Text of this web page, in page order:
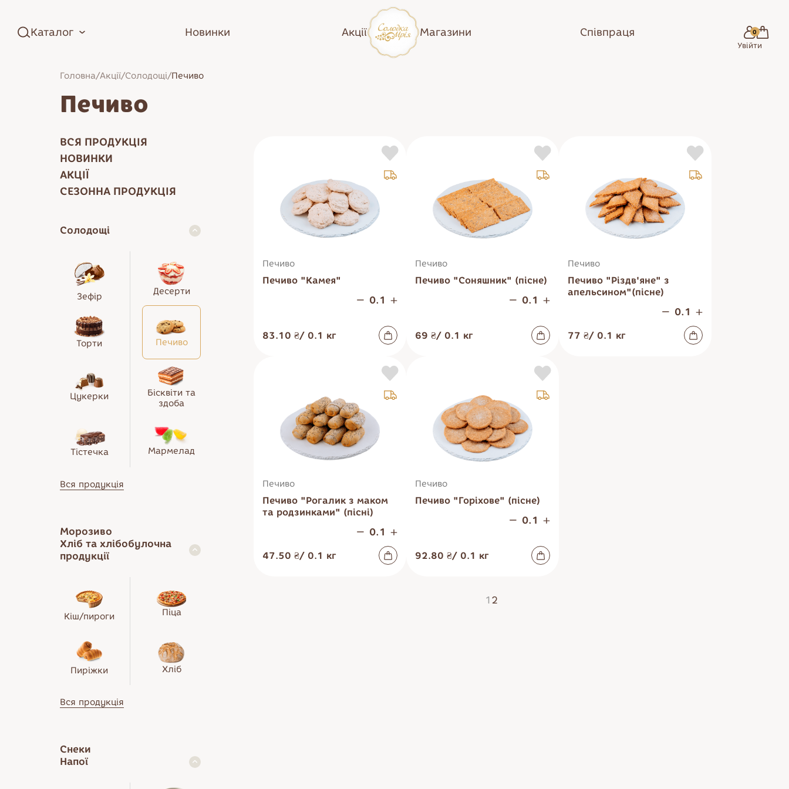
Каталог Новинки Акції Магазини Співпраця
Увійти
0
Солодощі
Зефір
Цукерки
Тістечка
Десерти
Бісквіти та здоба
Мармелад
Хліб та
хлібобулочна
Кіш/пироги
Пиріжки
Піца
Хліб
Снеки Напої
Сік
Заморожена
Головна/Акції/Солодощі/Печиво
Печиво
ВСЯ ПРОДУКЦІЯ
НОВИНКИ
АКЦІЇ
СЕЗОННА ПРОДУКЦІЯ
Солодощі
Зефір
Торти
Цукерки
Тістечка
Десерти
Печиво
Бісквіти та
здоба
Мармелад
Вся продукція
Морозиво
Хліб та хлібобулочна
продукції
Кіш/пироги
Пиріжки
Піца
Хліб
Вся продукція
Снеки
Напої
Печиво
Печиво "Камея"
83.10 ₴/ 0.1 кг
Печиво
Печиво "Соняшник" (пісне)
69 ₴/ 0.1 кг
Печиво
Печиво "Різдв'яне" з
апельсином"(пісне)
77 ₴/ 0.1 кг
Печиво
Печиво "Рогалик з маком
та родзинками" (пісні)
47.50 ₴/ 0.1 кг
Печиво
Печиво "Горіхове" (пісне)
92.80 ₴/ 0.1 кг
1 2